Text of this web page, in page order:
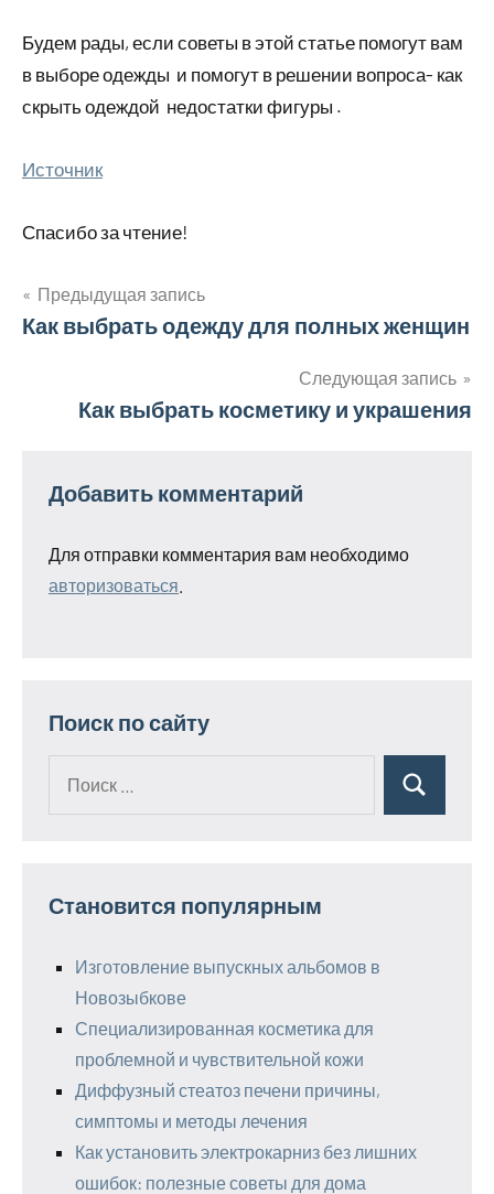
Будем рады, если советы в этой статье помогут вам
в выборе одежды и помогут в решении вопроса- как
скрыть одеждой недостатки фигуры .
Источник
Спасибо за чтение!
Навигация
записям
Предыдущая запись
Как выбрать одежду для полных женщин
Следующая запись
Как выбрать косметику и украшения
Добавить комментарий
Для отправки комментария вам необходимо
авторизоваться
Поиск по сайту
Поиск
Становится популярным
Изготовление выпускных альбомов в
Новозыбкове
Специализированная косметика для
проблемной и чувствительной кожи
Диффузный стеатоз печени причины,
симптомы и методы лечения
Как установить электрокарниз без лишних
ошибок: полезные советы для дома